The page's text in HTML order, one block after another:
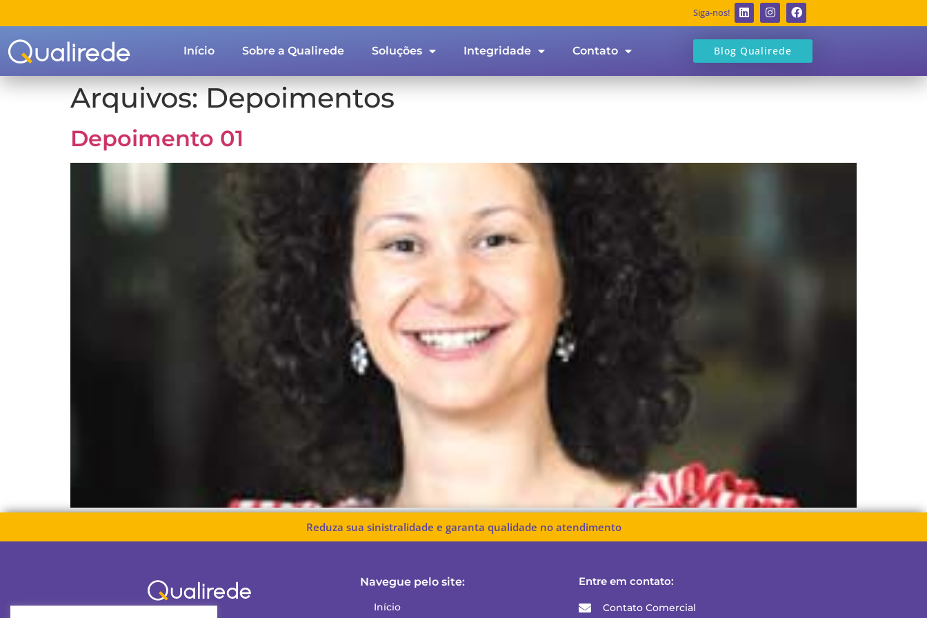
Siga-nos!
Início Sobre a Qualirede Soluções Integridade Contato Blog Qualirede
Arquivos:Depoimentos
Depoimento 01
Reduza sua sinistralidade e garanta qualidade no atendimento
Navegue pelo site:
Início
Entre em contato:
Contato Comercial